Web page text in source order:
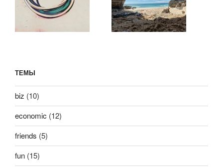
ТЕМЫ
biz (10)
economic (12)
friends (5)
fun (15)